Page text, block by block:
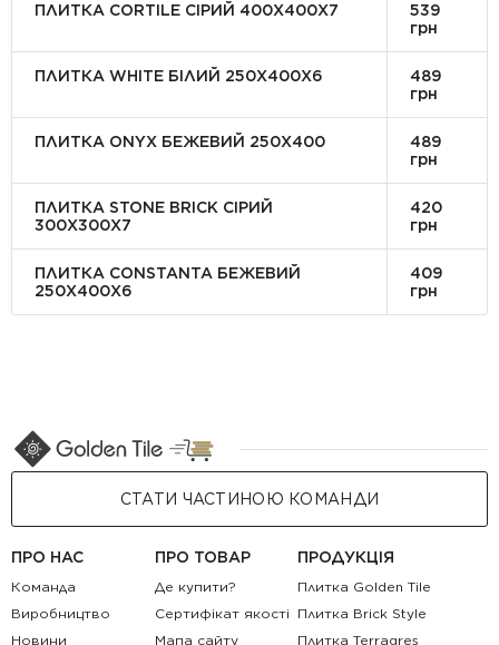
ПЛИТКА CORTILE СІРИЙ 400X400X7
539
грн
ПЛИТКА WHITE БІЛИЙ 250Х400Х6
489
грн
ПЛИТКА ONYX БЕЖЕВИЙ 250X400
489
грн
ПЛИТКА STONE BRICK СІРИЙ
300Х300X7
420
грн
ПЛИТКА CONSTANTA БЕЖЕВИЙ
250Х400X6
409
грн
СТАТИ ЧАСТИНОЮ КОМАНДИ
ПРО НАС
Команда
Виробництво
Новини
ПРО ТОВАР
Де купити?
Сертифікат якості
Мапа сайту
ПРОДУКЦІЯ
Плитка Golden Tile
Плитка Brick Style
Плитка Terragres